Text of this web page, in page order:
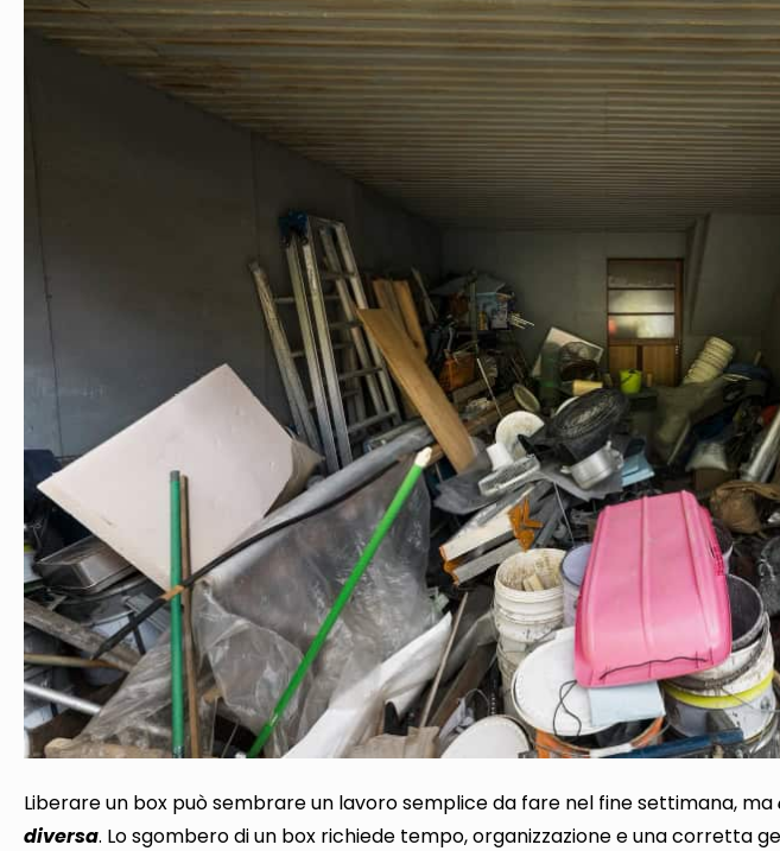
Liberare un box può sembrare un lavoro semplice da fare nel fine settimana, ma
diversa. Lo sgombero di un box richiede tempo, organizzazione e una corretta